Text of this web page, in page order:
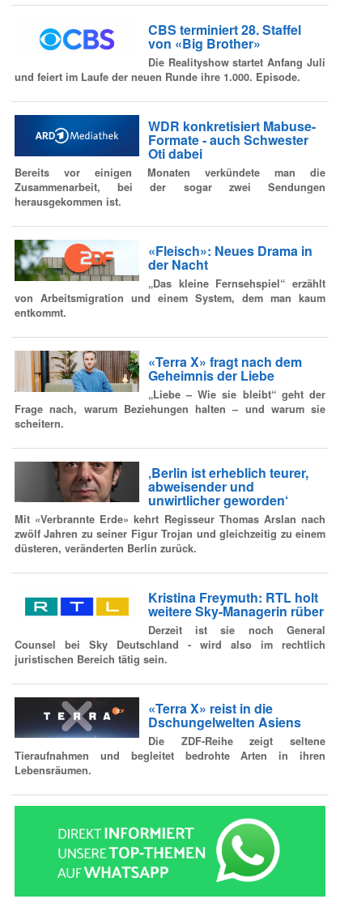
CBS terminiert 28. Staffel
von «Big Brother»
Die Realityshow startet Anfang Juli
und feiert im Laufe der neuen Runde ihre 1.000. Episode.
WDR konkretisiert Mabuse-
Formate - auch Schwester
Oti dabei
Bereits vor einigen Monaten verkündete man die
Zusammenarbeit, bei der sogar zwei Sendungen
herausgekommen ist.
«Fleisch»: Neues Drama in
der Nacht
„Das kleine Fernsehspiel“ erzählt
von Arbeitsmigration und einem System, dem man kaum
entkommt.
«Terra X» fragt nach dem
Geheimnis der Liebe
„Liebe – Wie sie bleibt“ geht der
Frage nach, warum Beziehungen halten – und warum sie
scheitern.
‚Berlin ist erheblich teurer,
abweisender und
unwirtlicher geworden‘
Mit «Verbrannte Erde» kehrt Regisseur Thomas Arslan nach
zwölf Jahren zu seiner Figur Trojan und gleichzeitig zu einem
düsteren, veränderten Berlin zurück.
Kristina Freymuth: RTL holt
weitere Sky-Managerin rüber
Derzeit ist sie noch General
Counsel bei Sky Deutschland - wird also im rechtlich
juristischen Bereich tätig sein.
«Terra X» reist in die
Dschungelwelten Asiens
Die ZDF-Reihe zeigt seltene
Tieraufnahmen und begleitet bedrohte Arten in ihren
Lebensräumen.